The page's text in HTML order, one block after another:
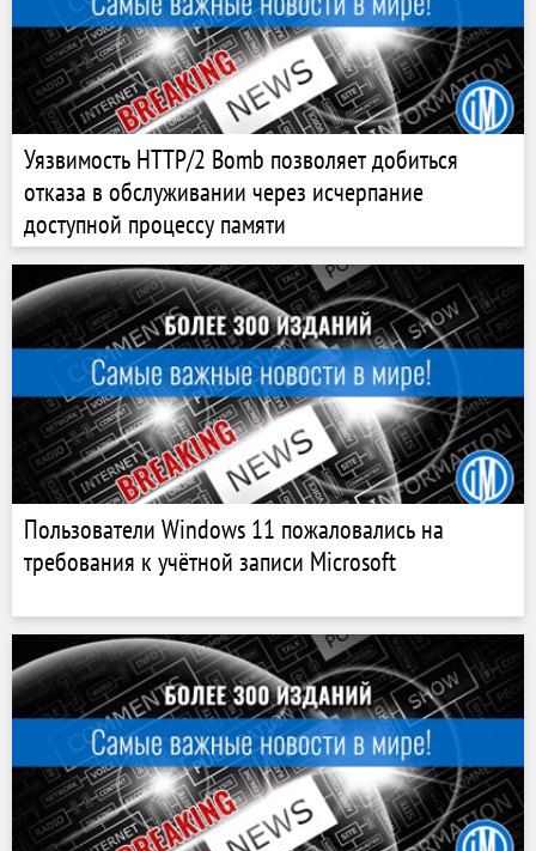
Уязвимость HTTP/2 Bomb позволяет добиться
отказа в обслуживании через исчерпание
доступной процессу памяти
Пользователи Windows 11 пожаловались на
требования к учётной записи Microsoft